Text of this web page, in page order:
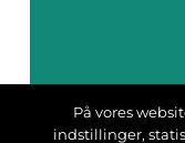
På vores
indstillinger,